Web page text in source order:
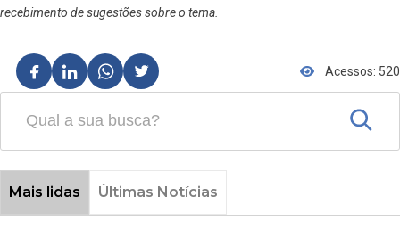
recebimento de sugestões sobre o tema.
Acessos: 520
Mais lidas Últimas Notícias